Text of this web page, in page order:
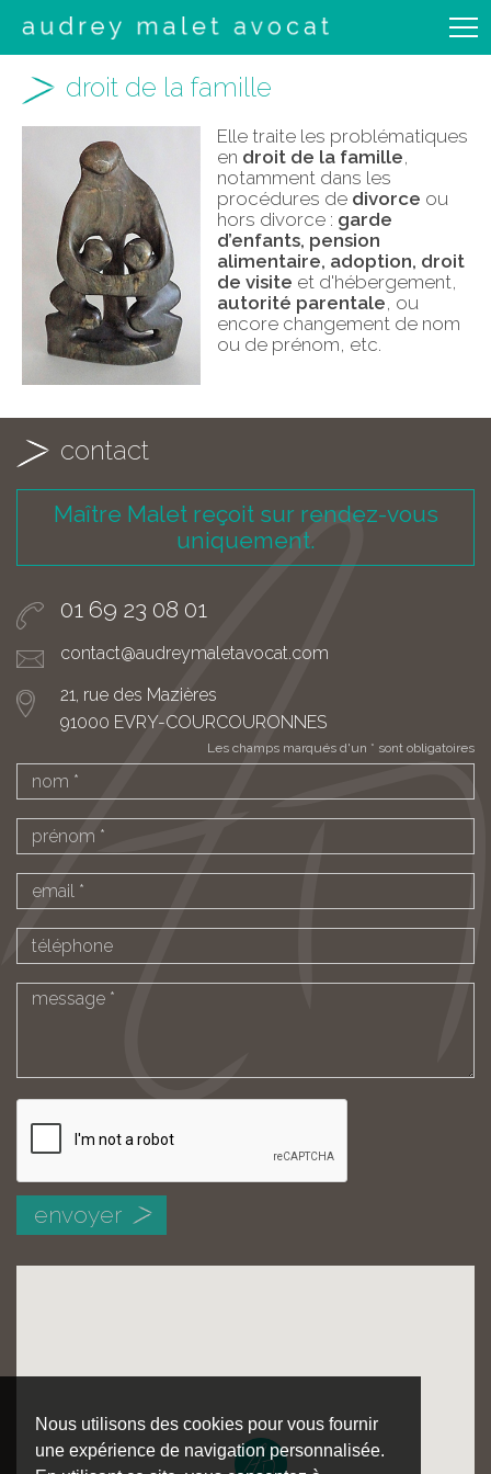
Nous utilisons des cookies pour vous fournir
une expérience de navigation personnalisée.
droit de la famille
Elle traite les problématiques
en droit de la famille,
notamment dans les
procédures de divorce ou
hors divorce : garde
d’enfants, pension
alimentaire, adoption, droit
de visite et d'hébergement,
autorité parentale, ou
encore changement de nom
ou de prénom, etc.
contact
Maître Malet reçoit sur rendez-vous
uniquement.
01 69 23 08 01
contact@audreymaletavocat.com
21, rue des Mazières
91000 EVRY-COURCOURONNES
Les champs marqués d'un * sont obligatoires